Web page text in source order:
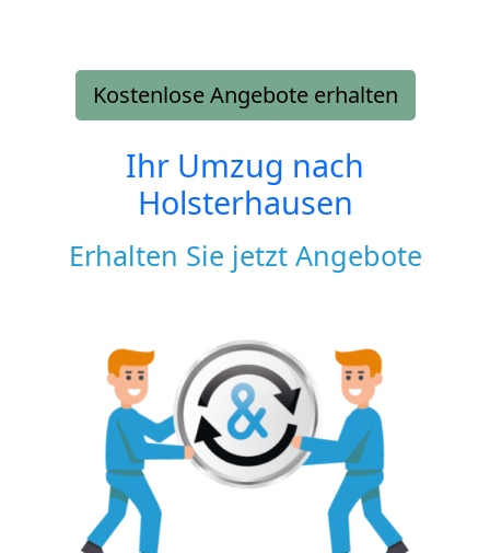
Kostenlose Angebote erhalten
Ihr Umzug nach
Holsterhausen
Erhalten Sie jetzt Angebote